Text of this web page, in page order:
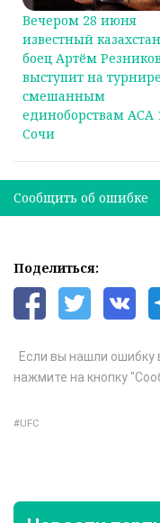
Вечером 28 июня
известный
боец Артём Резников
выступит на
смешанным
единоборствам АСА
Сочи
Была ли
Поделиться:
Если вы нашли ошибку
нажмите на кнопку
UFC
Сообщить об ошибке